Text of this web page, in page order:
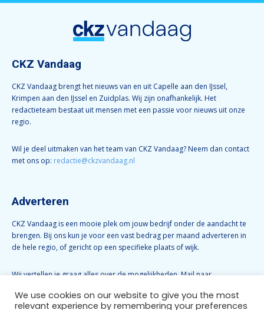
CKZ Vandaag
CKZ Vandaag brengt het nieuws van en uit Capelle aan den IJssel,
Krimpen aan den IJssel en Zuidplas. Wij zijn onafhankelijk. Het
redactieteam bestaat uit mensen met een passie voor nieuws uit onze
regio.
Wil je deel uitmaken van het team van CKZ Vandaag? Neem dan contact
met ons op: redactie@ckzvandaag.nl
Adverteren
CKZ Vandaag is een mooie plek om jouw bedrijf onder de aandacht te
brengen. Bij ons kun je voor een vast bedrag per maand adverteren in
de hele regio, of gericht op een specifieke plaats of wijk.
Wij vertellen je graag alles over de mogelijkheden. Mail naar
We use cookies on our website to give you the most
relevant experience by remembering your preferences